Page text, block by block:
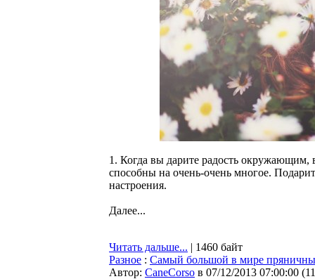
1. Когда вы дарите радость окружающим,
способны на очень-очень многое.
настроения.
Далее...
Читать дальше... | 1460 байт
Разное : Cамый большой в мире
Автор: CaneCorso в 07/12/2013 07:00:00 (